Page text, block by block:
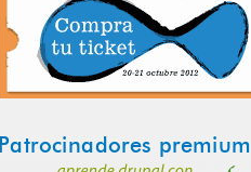
Patrocinadores premium